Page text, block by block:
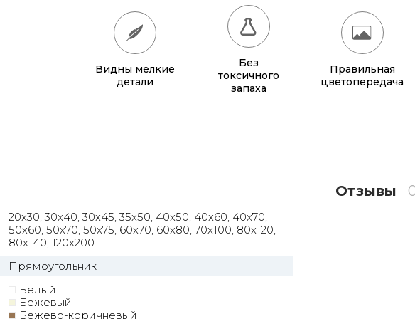
770 грн.
815 грн.
60x70 880 грн.
100x150 1 905 грн.
Видны мелкие
детали
Без
токсичного
запаха
Правильная
цветопередача
20x30, 30x40, 30x45, 35x50, 40x50, 40x60, 40x70,
50x60, 50x70, 50x75, 60x70, 60x80, 70x100, 80x120,
80x140, 120x200
Прямоугольник
Белый
Бежевый
Бежево-коричневый
Отзывы